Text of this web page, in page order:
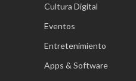
Cultura Digital
Eventos
Entretenimiento
Apps & Software